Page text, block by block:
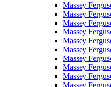
Massey
Massey
Massey
Massey
Massey
Massey
Massey
Massey
Massey
Massey